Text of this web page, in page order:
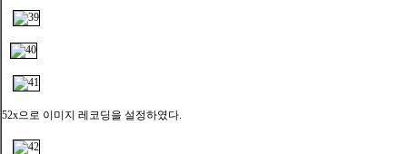
52x으로 이미지 레코딩을 설정하였다.